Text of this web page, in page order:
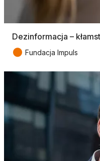
Dezinformacja –
● Fundacja Impuls